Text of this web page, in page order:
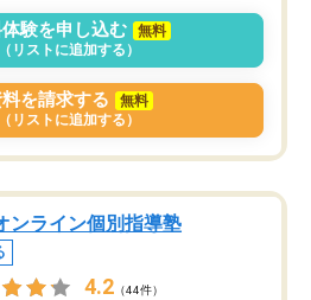
出があり、あ
た為、塾に通
。遅れも取り
方は良かった
験を申し込む
無料
（リストに追加する）
を請求する
無料
（リストに追加する）
ンライン個別指導塾
4.2 （44件）